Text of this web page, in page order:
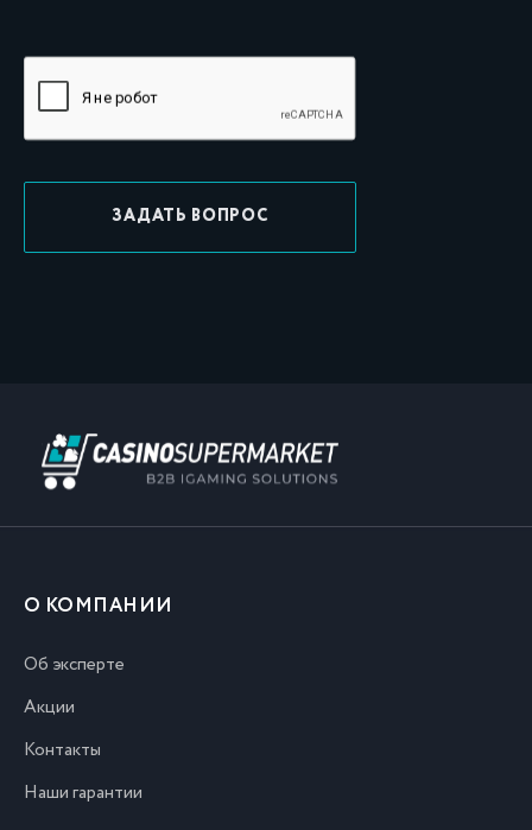
ЗАДАТЬ ВОПРОС
О КОМПАНИИ
Об эксперте
Акции
Контакты
Наши гарантии